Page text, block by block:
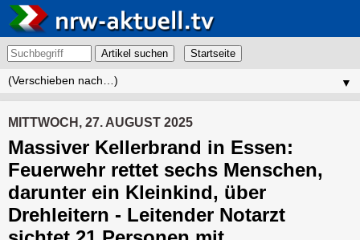
Artikel suchen
▼
MITTWOCH, 27. AUGUST 2025
Massiver Kellerbrand in Essen:
Feuerwehr rettet sechs Menschen,
darunter ein Kleinkind, über
Drehleitern - Leitender Notarzt